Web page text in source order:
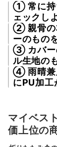
① 常に持
ェックし
② 親骨の
ーのもの
③ カバー
ル生地の
④ 雨晴兼
にPU加工
マイベス
価上位の